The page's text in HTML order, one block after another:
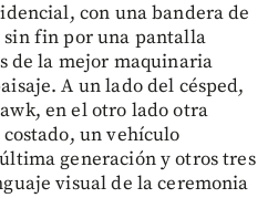
con una bandera de
fin por una pantalla
de la mejor maquinaria
A un lado del césped,
en el otro lado otra
un vehículo
generación y otros tres
visual de la ceremonia